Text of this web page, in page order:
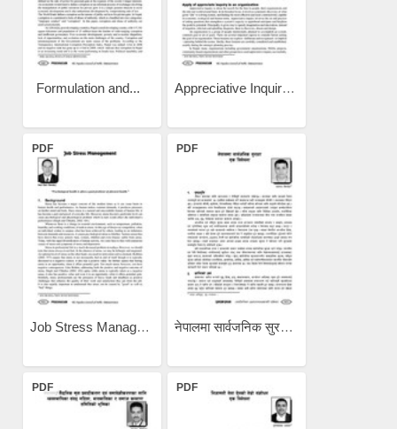
Formulation and... Appreciative Inquiry: A...
PDF
Job Stress Management /...
PDF
नेपालमा सार्वजनिक सुरक्षा...
PDF PDF